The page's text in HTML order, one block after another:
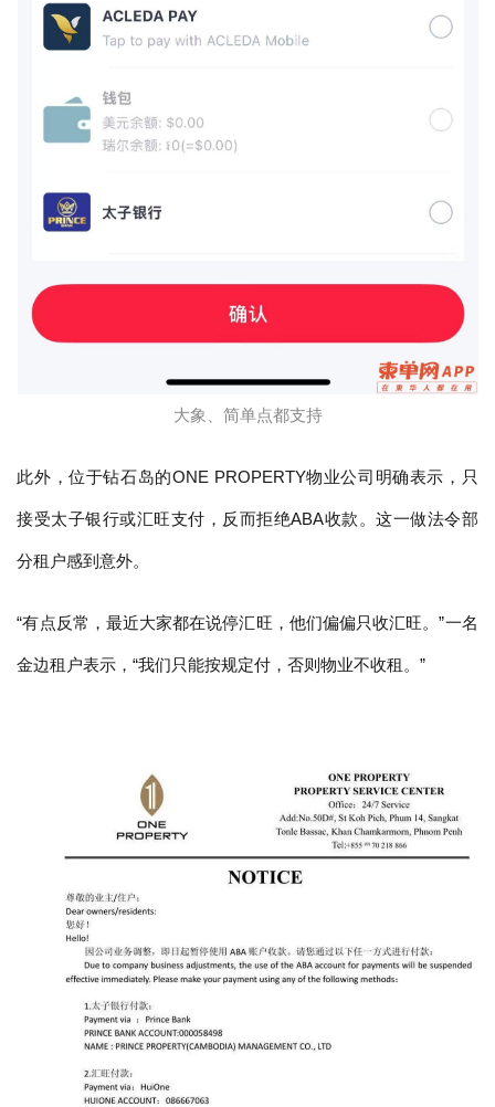
大象、简单点都支持
此外，位于钻石岛的ONE PROPERTY物业公司明确表示，只
接受太子银行或汇旺支付，反而拒绝ABA收款。这一做法令部
分租户感到意外。
“有点反常，最近大家都在说停汇旺，他们偏偏只收汇旺。”一名
金边租户表示，“我们只能按规定付，否则物业不收租。”